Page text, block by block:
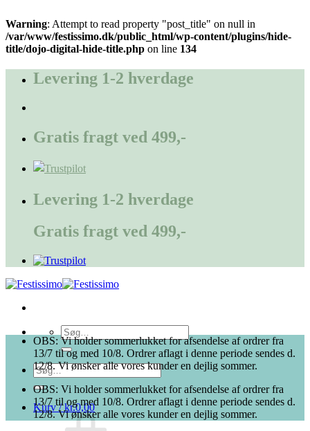
Warning: Attempt to read property "post_title" on null in
/var/www/festissimo.dk/public_html/wp-content/plugins/hide-
title/dojo-digital-hide-title.php on line 134
til
indholdLevering 1-2 hverdage
Gratis fragt ved 499,-
Levering 1-2 hverdage
Gratis fragt ved 499,-
Søg
efter:
Søg
efter:
Kurv /kr.0,00
OBS: Vi holder sommerlukket for afsendelse af ordrer fra
13/7 til og med 10/8. Ordrer aflagt i denne periode sendes d.
12/8. Vi ønsker alle vores kunder en dejlig sommer.
OBS: Vi holder sommerlukket for afsendelse af ordrer fra
13/7 til og med 10/8. Ordrer aflagt i denne periode sendes d.
12/8. Vi ønsker alle vores kunder en dejlig sommer.